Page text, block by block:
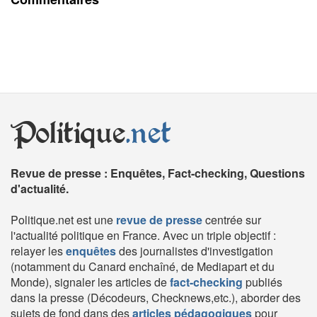
Politique.net
Revue de presse : Enquêtes, Fact-checking, Questions
d'actualité.
Politique.net est une revue de pressecentrée sur
l'actualité politique en France. Avec un triple objectif :
relayer lesenquêtesdes journalistes d'investigation
(notamment du Canard enchaîné, de Mediapart et du
Monde), signaler les articles defact-checking publiés
dans la presse (Décodeurs, Checknews,etc.), aborder des
sujets de fond dans desarticles pédagogiquespour